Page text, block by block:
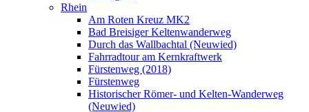
Rhein
Am Roten Kreuz MK2
Bad Breisiger Keltenwanderweg
Durch das Wallbachtal (Neuwied)
Fahrradtour am Kernkraftwerk
Fürstenweg (2018)
Fürstenweg
Historischer Römer- und Kelten-Wanderweg
(Neuwied)